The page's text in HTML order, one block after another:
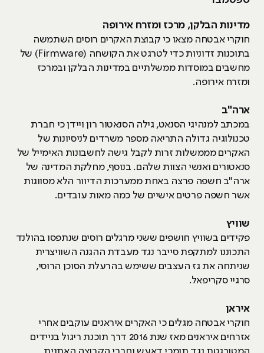
מדינות הבלקן, מרכז ומזרח אירופה
חוקרי אבטחה מצאו כי קבוצת האקרים רוסים השתמשה
בתוכנות זדוניות כדי לטרגט את הקושחה (Firmware) של
מחשבים במוסדות ממשלתיים במדינות הבלקן ובמרכז
ומזרח אירופה.
ארה"ב
במכתב למנהיגי הסנאט, גילה הסנאטור רון ויידן כי חברת
טכנולוגיה גדולה התריאה מספר משרדים לניסיונות של
האקרים מממשלות זרות לקבל גישה לחשבונות האימייל של
סנאטורים ואנשי הצוות שלהם. בנוסף, מחלקת המדינה של
ארה"ב חשפה פרצה באחת ממערכות הדיוור הלא מסווגות
אשר חשפה פרטים אישיים של כמה מאות עובדים.
שוויץ
פקידים בשוויץ חושפים ששני מרגלים רוסים שנתפסו בהולנד
התכוננו למתקפת סייבר נגד מעבדת ההגנה השוויצרית
שניתחה את גז העצבים ששימש בהרעלת הסוכן הרוסי,
סרגיי סקריפאל.
איראן
חוקרי אבטחה מגלים כי האקרים איראנים עוקבים אחרי
אזרחים איראנים מאז שנת 2016 דרך תוכנת ריגול בניידים